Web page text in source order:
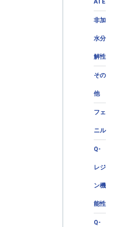
ATE
非加
水分
解性
その
他
フェ
ニル
Q-
レジ
ン機
能性
Q-